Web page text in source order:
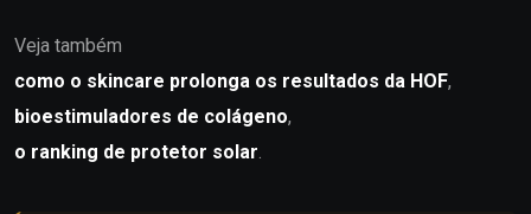
Veja também
como o skincare prolonga os resultados da HOF,
bioestimuladores de colágeno,
o ranking de protetor solar